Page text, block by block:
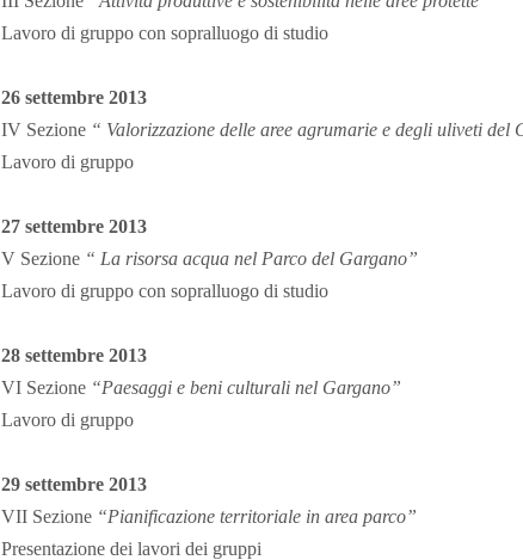
Lavoro di gruppo con sopralluogo di studio
26 settembre 2013
IV Sezione “ Valorizzazione delle aree agrumarie e degli uliveti del
Lavoro di gruppo
27 settembre 2013
V Sezione “ La risorsa acqua nel Parco del Gargano”
Lavoro di gruppo con sopralluogo di studio
28 settembre 2013
VI Sezione “Paesaggi e beni culturali nel Gargano”
Lavoro di gruppo
29 settembre 2013
VII Sezione “Pianificazione territoriale in area parco”
Presentazione dei lavori dei gruppi